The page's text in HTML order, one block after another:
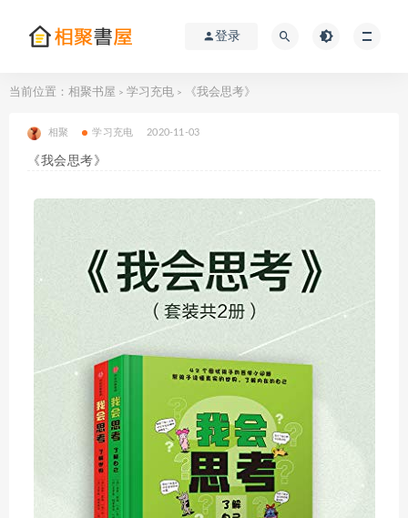
登录
当前位置： 相聚书屋 > 学习充电 > 《我会思考》
相聚 学习充电 2020-11-03
《我会思考》